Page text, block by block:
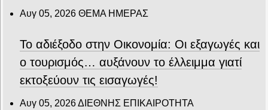
Αυγ 05, 2026 ΘΕΜΑ ΗΜΕΡΑΣ
Το αδιέξοδο στην Οικονομία: Οι εξαγωγές και
ο τουρισμός… αυξάνουν το έλλειμμα γιατί
εκτοξεύουν τις εισαγωγές!
Αυγ 05, 2026ΔΙΕΘΝΗΣ ΕΠΙΚΑΙΡΟΤΗΤΑ